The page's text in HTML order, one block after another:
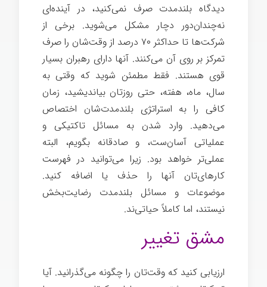
دیدگاه بلندمدت صرف نمی‌کنید، در آینده‌ای
نه‌چندان‌دور دچار مشکل می‌شوید. برخی از
شرکت‌ها تا حداکثر ۷۰ درصد از وقت‌شان را صرف
تمرکز بر روی آن می‌کنند. آنها دارای رهبران بسیار
قوی هستند. فقط مطمئن شوید که وقتی به
سال، ماه، هفته، حتی روزتان بیاندیشید، زمان
کافی را به استراتژی بلندمدت‌شان اختصاص
می‌دهید. وارد شدن به مسائل تاکتیکی و
عملیاتی آسان‌ست، و صادقانه بگویم، البته
عملی‌تر خواهد بود. زیرا می‌توانید در فهرست
کارهای‌تان آنها را حذف یا اضافه کنید.
موضوعات و مسائل بلندمدت رضایت‌بخش
نیستند، اما کاملاً حیاتی‌ند.
مشق تغییر
ارزیابی کنید که وقت‌تان را چگونه می‌گذرانید. آیا